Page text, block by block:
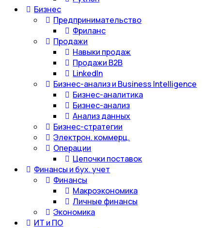
Бизнес
Предпринимательство
Фриланс
Продажи
Навыки продаж
Продажи B2B
LinkedIn
Бизнес-анализ и Business Intelligence
Бизнес-аналитика
Бизнес-анализ
Анализ данных
Бизнес-стратегии
Электрон. коммерц.
Операции
Цепочки поставок
Финансы и бух. учет
Финансы
Макроэкономика
Личные финансы
Экономика
ИТ и ПО